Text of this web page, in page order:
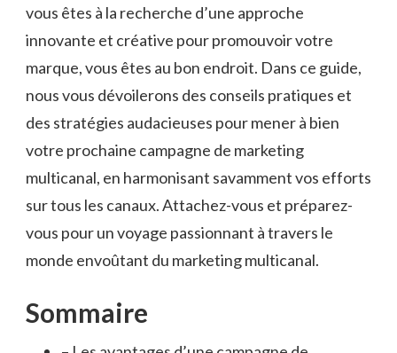
vous êtes⁢ à la recherche d’une approche
innovante et créative ‌pour promouvoir votre
marque, vous êtes au bon endroit. Dans ⁤ce ⁣guide,
nous​ vous dévoilerons des conseils ⁢pratiques ⁣et
des stratégies audacieuses pour‍ mener à ⁢bien
votre prochaine campagne de marketing
multicanal, en harmonisant savamment vos efforts⁣
sur tous ​les canaux.​ Attachez-vous et préparez-
vous pour un voyage ⁣passionnant à‍ travers le
monde envoûtant du‌ marketing multicanal.
Sommaire